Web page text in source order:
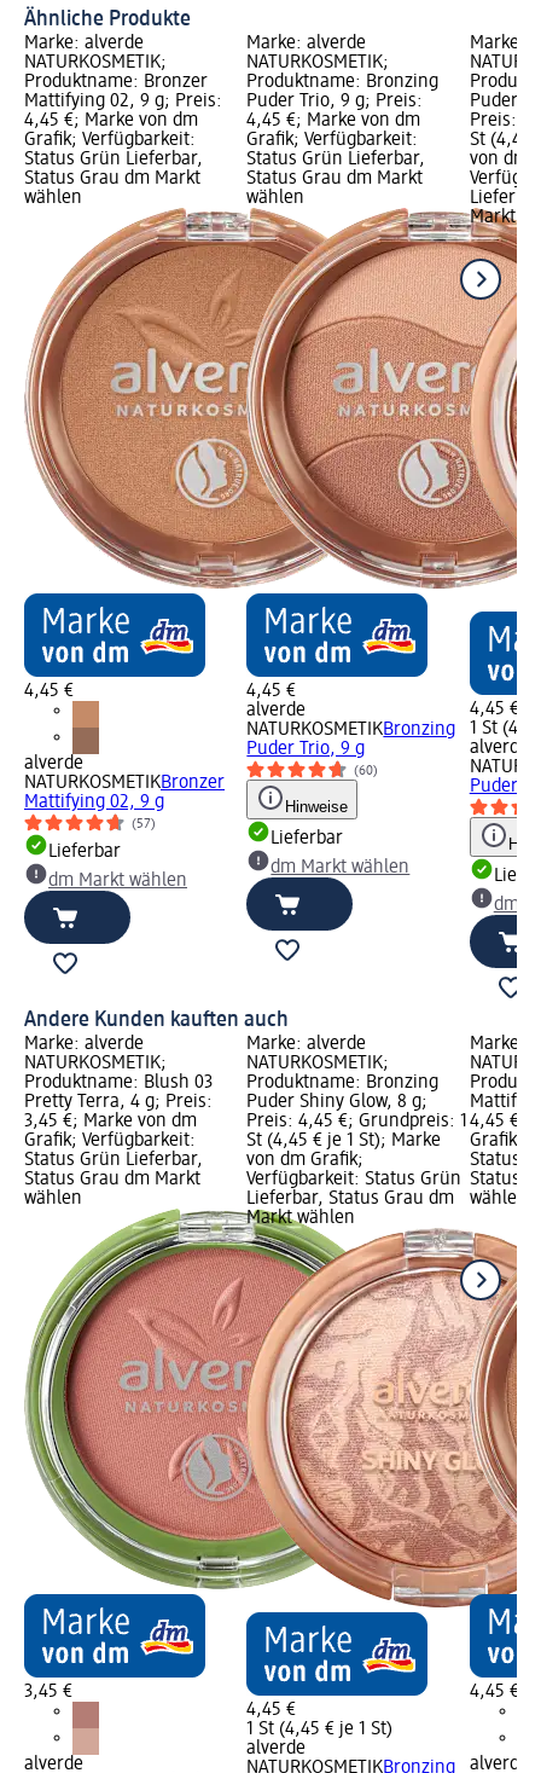
Ähnliche Produkte
Marke: alverde
NATURKOSMETIK;
Produktname: Bronzer
Mattifying 02, 9 g; Preis:
4,45 €; Marke von dm
Grafik; Verfügbarkeit:
Status Grün Lieferbar,
Status Grau dm Markt
wählen
4,45 €
alverde
NATURKOSMETIKBronzer
Mattifying 02, 9 g
(57)
Lieferbar
dm Markt wählen
Marke: alverde
NATURKOSMETIK;
Produktname: Bronzing
Puder Trio, 9 g; Preis:
4,45 €; Marke von dm
Grafik; Verfügbarkeit:
Status Grün Lieferbar,
Status Grau dm Markt
wählen
4,45 €
alverde
NATURKOSMETIKBronzing
Puder Trio, 9 g
(60)
Hinweise
Lieferbar
dm Markt wählen
Marke:
Puder
Preis:
St (4,45
von dm
Markt
4,45 €
1 St
alverde
Puder
dm
Andere Kunden kauften auch
Marke: alverde
NATURKOSMETIK;
Produktname: Blush 03
Pretty Terra, 4 g; Preis:
3,45 €; Marke von dm
Grafik; Verfügbarkeit:
Status Grün Lieferbar,
Status Grau dm Markt
wählen
3,45 €
alverde
Marke: alverde
NATURKOSMETIK;
Produktname: Bronzing
Puder Shiny Glow, 8 g;
Preis: 4,45 €; Grundpreis: 1
St (4,45 € je 1 St); Marke
von dm Grafik;
Verfügbarkeit: Status Grün
Lieferbar, Status Grau dm
Markt wählen
4,45 €
1 St (4,45 € je 1 St)
alverde
NATURKOSMETIKBronzing
Marke:
4,45 €;
Grafik;
Status
Status
wählen
4,45 €
alverde